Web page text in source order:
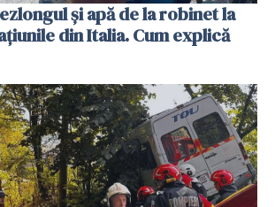
și apă de la robinet la
din Italia. Cum explică